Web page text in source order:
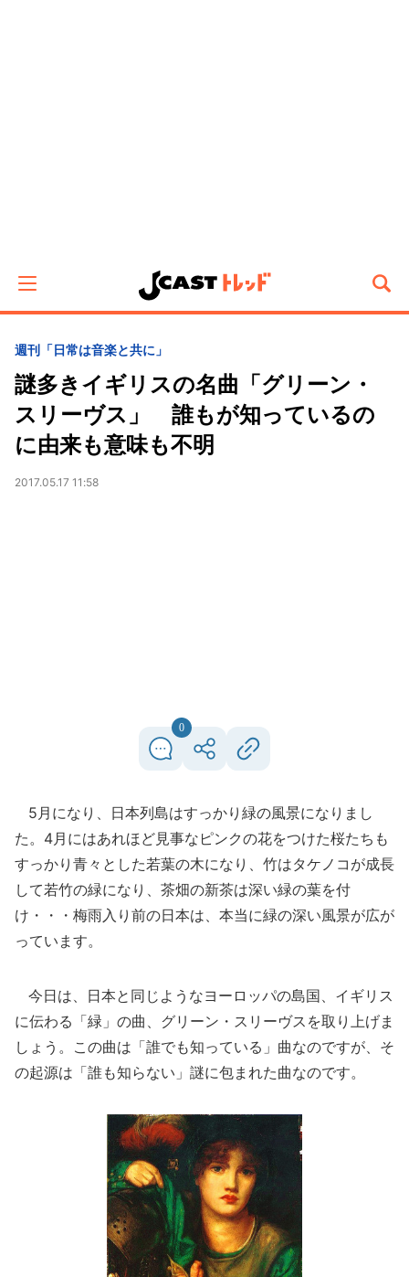
週刊「日常は音楽と共に」
謎多きイギリスの名曲「グリーン・
スリーヴス」 誰もが知っているの
に由来も意味も不明
2017.05.17 11:58
0
5月になり、日本列島はすっかり緑の風景になりまし
た。4月にはあれほど見事なピンクの花をつけた桜たちも
すっかり青々とした若葉の木になり、竹はタケノコが成長
して若竹の緑になり、茶畑の新茶は深い緑の葉を付
け・・・梅雨入り前の日本は、本当に緑の深い風景が広が
っています。
今日は、日本と同じようなヨーロッパの島国、イギリス
に伝わる「緑」の曲、グリーン・スリーヴスを取り上げま
しょう。この曲は「誰でも知っている」曲なのですが、そ
の起源は「誰も知らない」謎に包まれた曲なのです。